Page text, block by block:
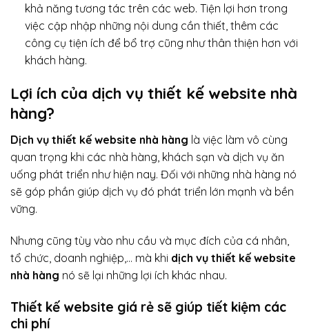
khả năng tương tác trên các web. Tiện lợi hơn trong
việc cập nhập những nội dung cần thiết, thêm các
công cụ tiện ích để bổ trợ cũng như thân thiện hơn với
khách hàng.
Lợi ích của dịch vụ thiết kế website nhà
hàng?
Dịch vụ thiết kế website nhà hàng là việc làm vô cùng
quan trọng khi các nhà hàng, khách sạn và dịch vụ ăn
uống phát triển như hiện nay. Đối với những nhà hàng nó
sẽ góp phần giúp dịch vụ đó phát triển lớn mạnh và bền
vững.
Nhưng cũng tùy vào nhu cầu và mục đích của cá nhân,
tổ chức, doanh nghiệp,… mà khi dịch vụ thiết kế website
nhà hàng nó sẽ lại những lợi ích khác nhau.
Thiết kế website giá rẻ sẽ giúp tiết kiệm các
chi phí